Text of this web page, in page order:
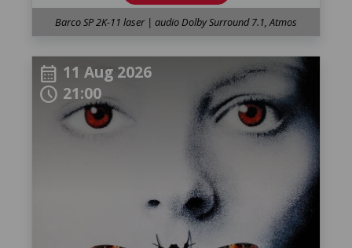
Barco SP 2K-11 laser | audio Dolby Surround 7.1, Atmos
calendar_month 11 Aug 2026
schedule 21:00